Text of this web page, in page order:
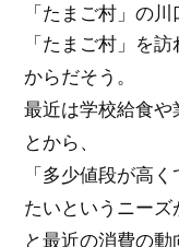
「たまご村」の
「たまご村」を
からだそう。
最近は学校給食や
とから、
「多少値段が高
たいというニーズ
と最近の消費の動